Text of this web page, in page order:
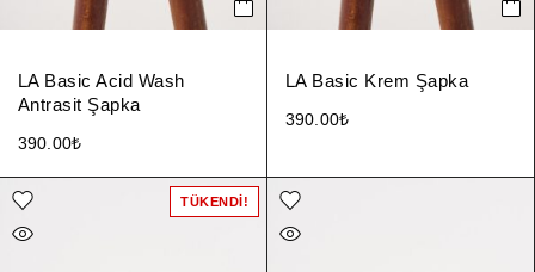
LA Basic Acid Wash
Antrasit Şapka
390.00₺
LA Basic Krem Şapka
390.00₺
TÜKENDI!